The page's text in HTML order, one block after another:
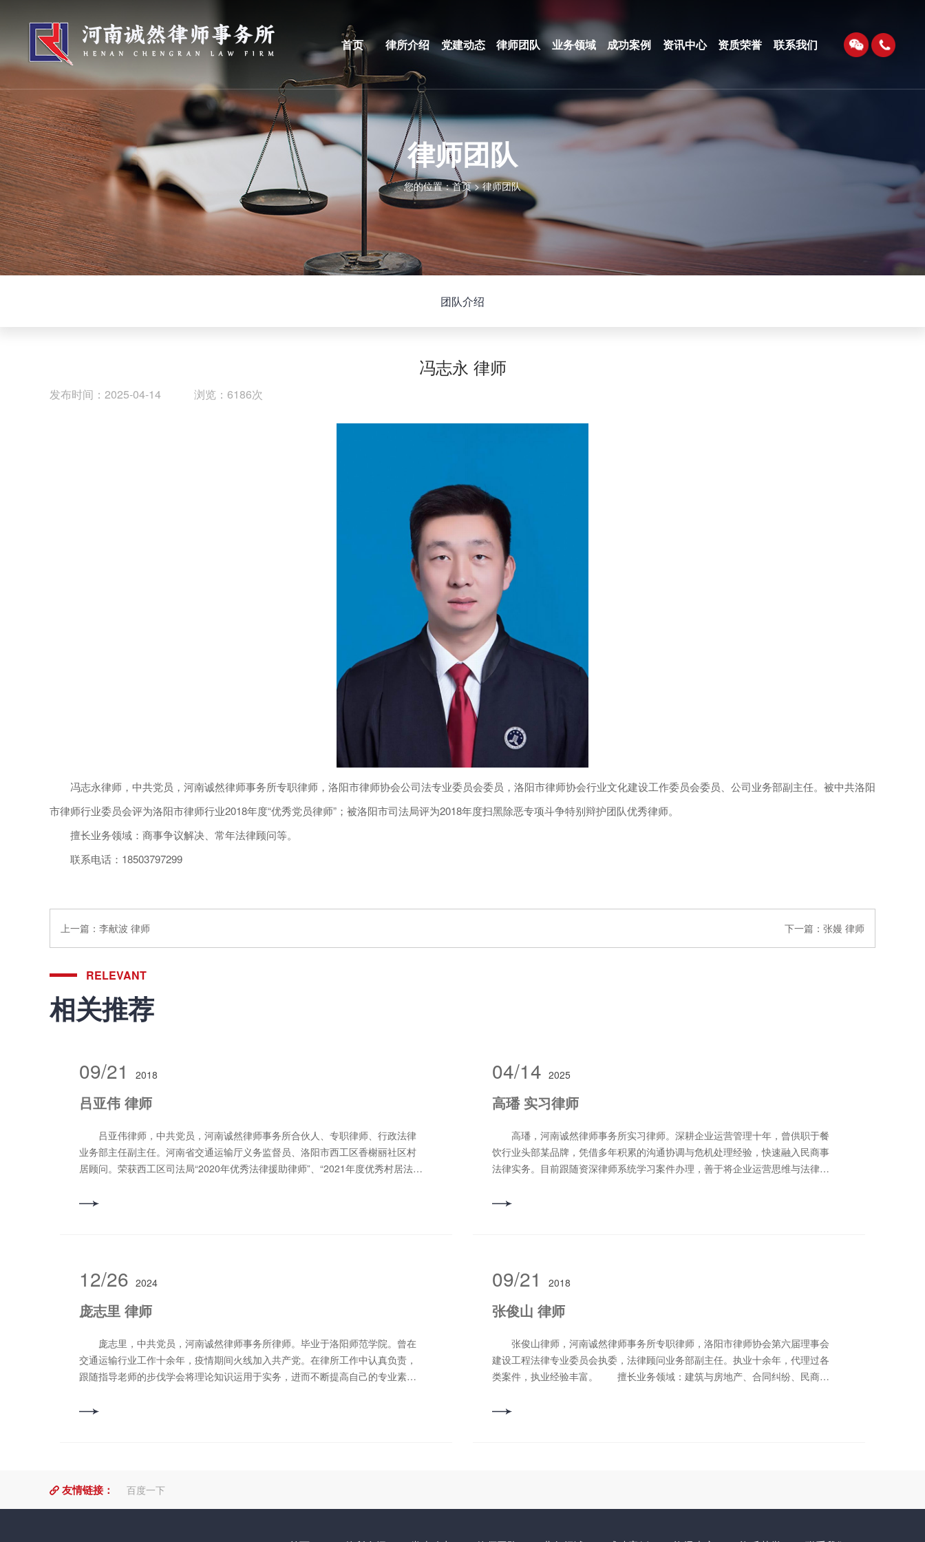
首页 律所介绍 党建动态 律师团队 业务领域 成功案例 资讯中心 资质荣誉 联系我们
律师团队
您的位置：首页>律师团队
团队介绍
冯志永 律师
发布时间：2025-04-14 浏览：6186次
冯志永律师，中共党员，河南诚然律师事务所专职律师，洛阳市律师协会公司法专业委员会委员，洛阳市律师协会行业文化建设工作委员会委员、公司业务部副主任。被中共洛阳
市律师行业委员会评为洛阳市律师行业2018年度“优秀党员律师”；被洛阳市司法局评为2018年度扫黑除恶专项斗争特别辩护团队优秀律师。
擅长业务领域：商事争议解决、常年法律顾问等。
联系电话：18503797299
上一篇： 李献波 律师 下一篇： 张嫚 律师
RELEVANT
相关推荐
09/21 2018
吕亚伟 律师
吕亚伟律师，中共党员，河南诚然律师事务所合伙人、专职律师、行政法律
业务部主任副主任。河南省交通运输厅义务监督员、洛阳市西工区香榭丽社区村
居顾问。荣获西工区司法局“2020年优秀法律援助律师”、“2021年度优秀村居法律
青年律师”。 2024年3月，被洛阳市律师行业党委评为“洛阳市律师行业优秀共
04/14 2025
高璠 实习律师
高璠，河南诚然律师事务所实习律师。深耕企业运营管理十年，曾供职于餐
饮行业头部某品牌，凭借多年积累的沟通协调与危机处理经验，快速融入民商事
法律实务。目前跟随资深律师系统学习案件办理，善于将企业运营思维与法律逻
理念，用通俗表达传递法律温度，为当事人提供高效务实的解决方案。 擅长
12/26 2024
庞志里 律师
庞志里，中共党员，河南诚然律师事务所律师。毕业于洛阳师范学院。曾在
交通运输行业工作十余年，疫情期间火线加入共产党。在律所工作中认真负责，
跟随指导老师的步伐学会将理论知识运用于实务，进而不断提高自己的专业素
刑事辩护、民事纠纷、合同纠纷、劳动争议等。 联系电话：18638899001
09/21 2018
张俊山 律师
张俊山律师，河南诚然律师事务所专职律师，洛阳市律师协会第六届理事会
建设工程法律专业委员会执委，法律顾问业务部副主任。执业十余年，代理过各
类案件，执业经验丰富。 擅长业务领域：建筑与房地产、合同纠纷、民商事
友情链接： 百度一下